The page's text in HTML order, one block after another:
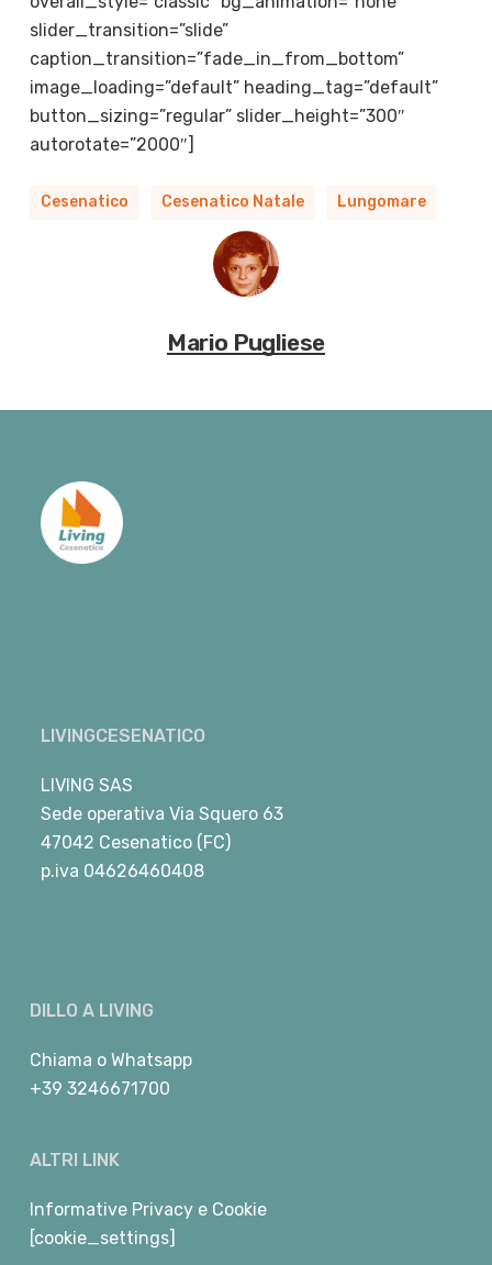
slider_transition=”slide”
caption_transition=”fade_in_from_bottom”
image_loading=”default” heading_tag=”default”
button_sizing=”regular” slider_height=”300″
autorotate=”2000″]
Cesenatico Cesenatico Natale Lungomare
Mario Pugliese
LIVINGCESENATICO
LIVING SAS
Sede operativa Via Squero 63
47042 Cesenatico (FC)
p.iva 04626460408
DILLO A LIVING
Chiama o Whatsapp
+39 3246671700
ALTRI LINK
Informative Privacy e Cookie
[cookie_settings]